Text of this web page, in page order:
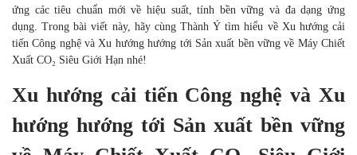
ngừng được cải tiến để đáp ứng các tiêu chuẩn mới về hiệu suất,
tính bền vững và đa dạng ứng dụng. Trong bài viết này, hãy cùng
Thành Ý tìm hiểu về Xu hướng cải tiến Công nghệ và Xu hướng
hướng tới Sản xuất bền vững về Máy Chiết Xuất CO₂ Siêu Giới Hạn
Xu hướng cải tiến Công nghệ và Xu
hướng hướng tới Sản xuất bền vững